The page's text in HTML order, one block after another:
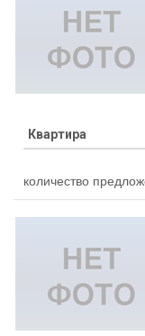
Квартира
количество